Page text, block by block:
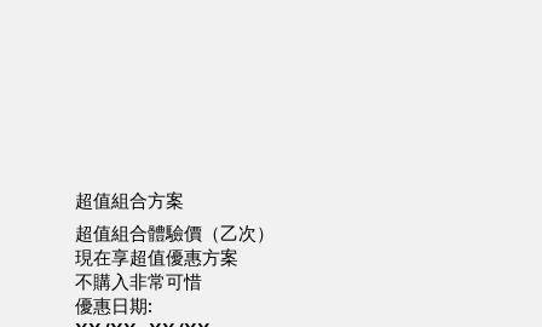
超值組合方案
超值組合體驗價（乙次）
現在享超值優惠方案
不購入非常可惜
優惠日期: